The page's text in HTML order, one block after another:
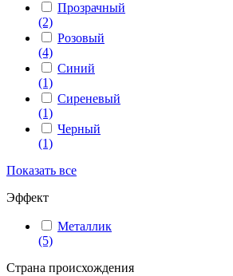
Прозрачный
(2)
Розовый
(4)
Синий
(1)
Сиреневый
(1)
Черный
(1)
Показать все
Эффект
Металлик
(5)
Страна происхождения